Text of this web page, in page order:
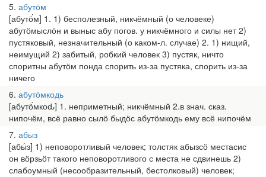
5 абутӧм
[абутӧ́м] 1. 1) бесполезный, никчёмный (о человеке)
абутӧмыслӧн и выныс абу погов. у никчёмного и силы нет 2)
пустяковый, незначительный (о каком-л. случае) 2. 1) нищий,
неимущий 2) забитый, робкий человек 3) пустяк, ничто
споритны абутӧм понда спорить из-за пустяка, спорить из-за
ничего
6 абутӧмкодь
[абутӧ́мкоԃ] 1. неприметный; никчёмный 2.в знач. сказ.
нипочём, всё равно сылӧ быдӧс абутӧмкодь ему всё нипочём
7 абыз
[абы́з] 1) неповоротливый человек; толстяк абызсӧ местасис
он вӧрзьӧт такого неповоротливого с места не сдвинешь 2)
слабоумный (несообразительный, бестолковый) человек;